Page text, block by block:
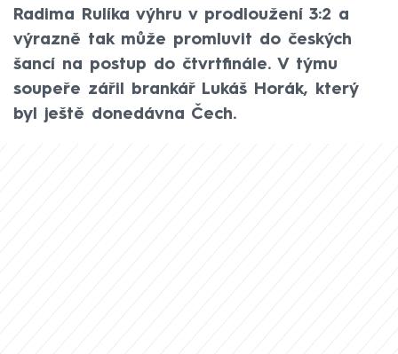
Radima Rulíka výhru v prodloužení 3:2 a
výrazně tak může promluvit do českých
šancí na postup do čtvrtfinále. V týmu
soupeře zářil brankář Lukáš Horák, který
byl ještě donedávna Čech.